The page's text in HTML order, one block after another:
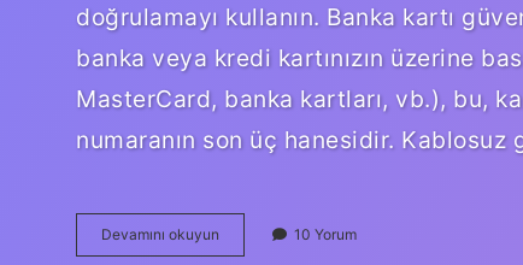
doğrulamayı kullanın. Banka kartı
banka veya kredi kartınızın üzerine
MasterCard, banka kartları, vb.), bu,
numaranın son üç hanesidir.
Devamını okuyun Güvenlik
Şifresi
10 Yorum